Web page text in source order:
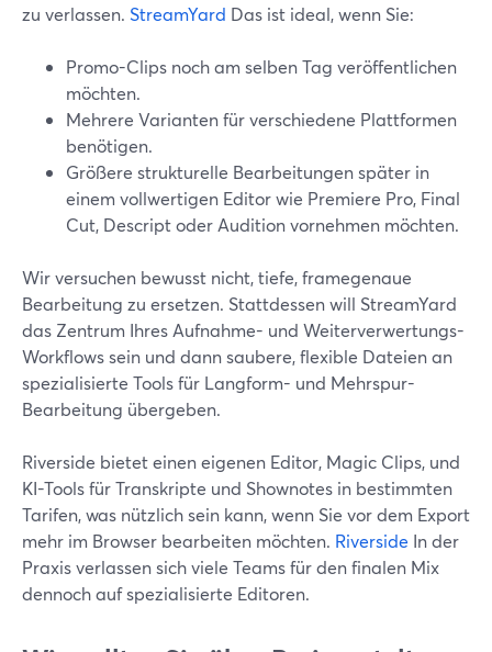
zu verlassen. StreamYard Das ist ideal, wenn Sie:
Promo-Clips noch am selben Tag veröffentlichen
möchten.
Mehrere Varianten für verschiedene Plattformen
benötigen.
Größere strukturelle Bearbeitungen später in
einem vollwertigen Editor wie Premiere Pro, Final
Cut, Descript oder Audition vornehmen möchten.
Wir versuchen bewusst nicht, tiefe, framegenaue
Bearbeitung zu ersetzen. Stattdessen will StreamYard
das Zentrum Ihres Aufnahme- und Weiterverwertungs-
Workflows sein und dann saubere, flexible Dateien an
spezialisierte Tools für Langform- und Mehrspur-
Bearbeitung übergeben.
Riverside bietet einen eigenen Editor, Magic Clips, und
KI-Tools für Transkripte und Shownotes in bestimmten
Tarifen, was nützlich sein kann, wenn Sie vor dem Export
mehr im Browser bearbeiten möchten. Riverside In der
Praxis verlassen sich viele Teams für den finalen Mix
dennoch auf spezialisierte Editoren.